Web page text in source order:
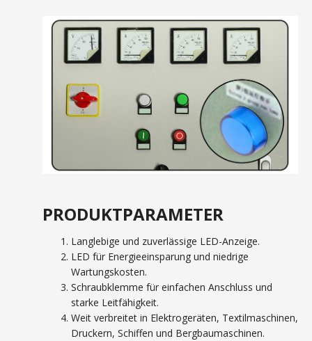
PRODUKTPARAMETER
Langlebige und zuverlässige LED-Anzeige.
LED für Energieeinsparung und niedrige
Wartungskosten.
Schraubklemme für einfachen Anschluss und
starke Leitfähigkeit.
Weit verbreitet in Elektrogeräten, Textilmaschinen,
Druckern, Schiffen und Bergbaumaschinen.